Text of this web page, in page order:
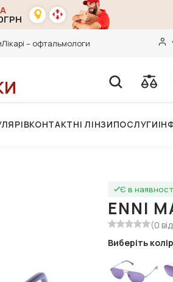
Лікарі – офтальмологи
КОНТАКТНІ ЛІНЗИПОСЛУГИ
Є в
ENNI
(0
Виберіть